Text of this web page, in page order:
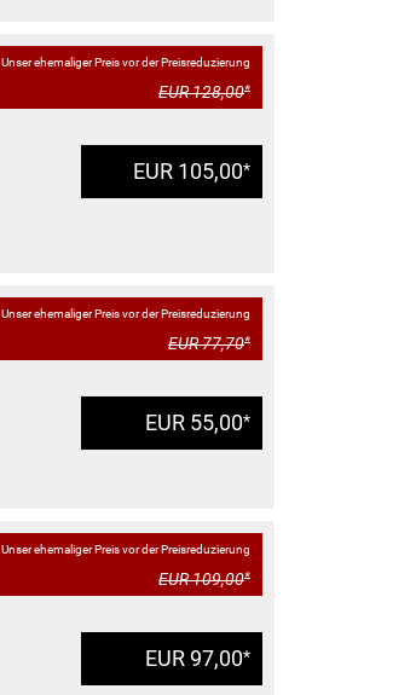
Unser ehemaliger Preis vor der Preisreduzierung
EUR 128,00*
EUR 105,00*
Unser ehemaliger Preis vor der Preisreduzierung
EUR 77,70*
EUR 55,00*
Unser ehemaliger Preis vor der Preisreduzierung
EUR 109,00*
EUR 97,00*